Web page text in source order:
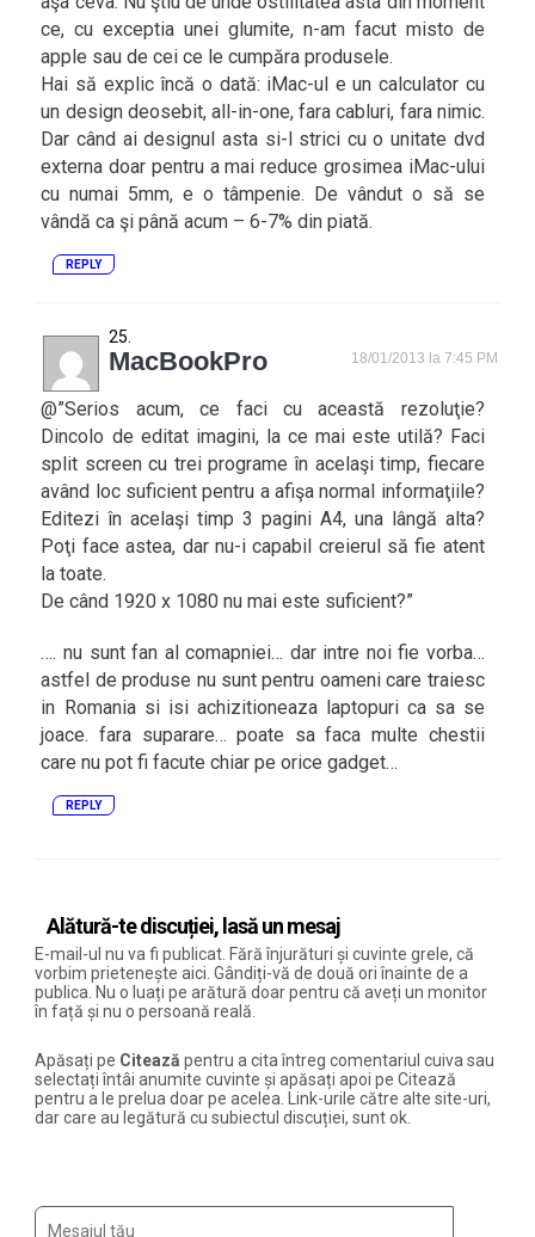
ce, cu exceptia unei glumite, n-am facut misto de
apple sau de cei ce le cumpăra produsele.
Hai să explic încă o dată: iMac-ul e un calculator cu
un design deosebit, all-in-one, fara cabluri, fara nimic.
Dar când ai designul asta si-l strici cu o unitate dvd
externa doar pentru a mai reduce grosimea iMac-ului
cu numai 5mm, e o tâmpenie. De vândut o să se
vândă ca şi până acum – 6-7% din piată.
REPLY
MacBookPro 18/01/2013 la 7:45 PM
@”Serios acum, ce faci cu această rezoluţie?
Dincolo de editat imagini, la ce mai este utilă? Faci
split screen cu trei programe în acelaşi timp, fiecare
având loc suficient pentru a afişa normal informaţiile?
Editezi în acelaşi timp 3 pagini A4, una lângă alta?
Poţi face astea, dar nu-i capabil creierul să fie atent
la toate.
De când 1920 x 1080 nu mai este suficient?”
…. nu sunt fan al comapniei… dar intre noi fie vorba…
astfel de produse nu sunt pentru oameni care traiesc
in Romania si isi achizitioneaza laptopuri ca sa se
joace. fara suparare… poate sa faca multe chestii
care nu pot fi facute chiar pe orice gadget…
REPLY
Alătură-te discuției, lasă un mesaj
E-mail-ul nu va fi publicat. Fără înjurături și cuvinte grele, că
vorbim prietenește aici. Gândiți-vă de două ori înainte de a
publica. Nu o luați pe arătură doar pentru că aveți un monitor
în față și nu o persoană reală.
Apăsați pe Citează pentru a cita întreg comentariul cuiva sau
selectați întâi anumite cuvinte și apăsați apoi pe Citează
pentru a le prelua doar pe acelea. Link-urile către alte site-uri,
dar care au legătură cu subiectul discuției, sunt ok.